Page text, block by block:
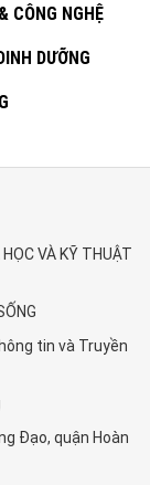
CÔNG NGHỆ
DƯỠNG
HỌC VÀ KỸ THUẬT
tin và Truyền
Đạo, quận Hoàn